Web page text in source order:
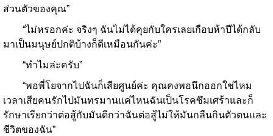
ส่วนตัวของคุณ”
“ไม่หรอกค่ะ จริงๆ ฉันไม่ได้คุยกับใครเลยเกือบห้าปีได้กลับ
มาเป็นมนุษย์ปกติบ้างก็ดีเหมือนกันค่ะ”
“ทำไมล่ะครับ”
“พอพี่โยจากไปฉันก็เสียศูนย์ค่ะ คุณคงพอนึกออกใช่ไหม
เวลาเสียคนรักไปมันทรมานแค่ไหนฉันเป็นโรคซึมเศร้าและก็
รักษาเรียกว่าต่อสู้กับมันดีกว่าฉันต่อสู้ไม่ให้มันกลืนกินตัวตนและ
ชีวิตของฉัน”